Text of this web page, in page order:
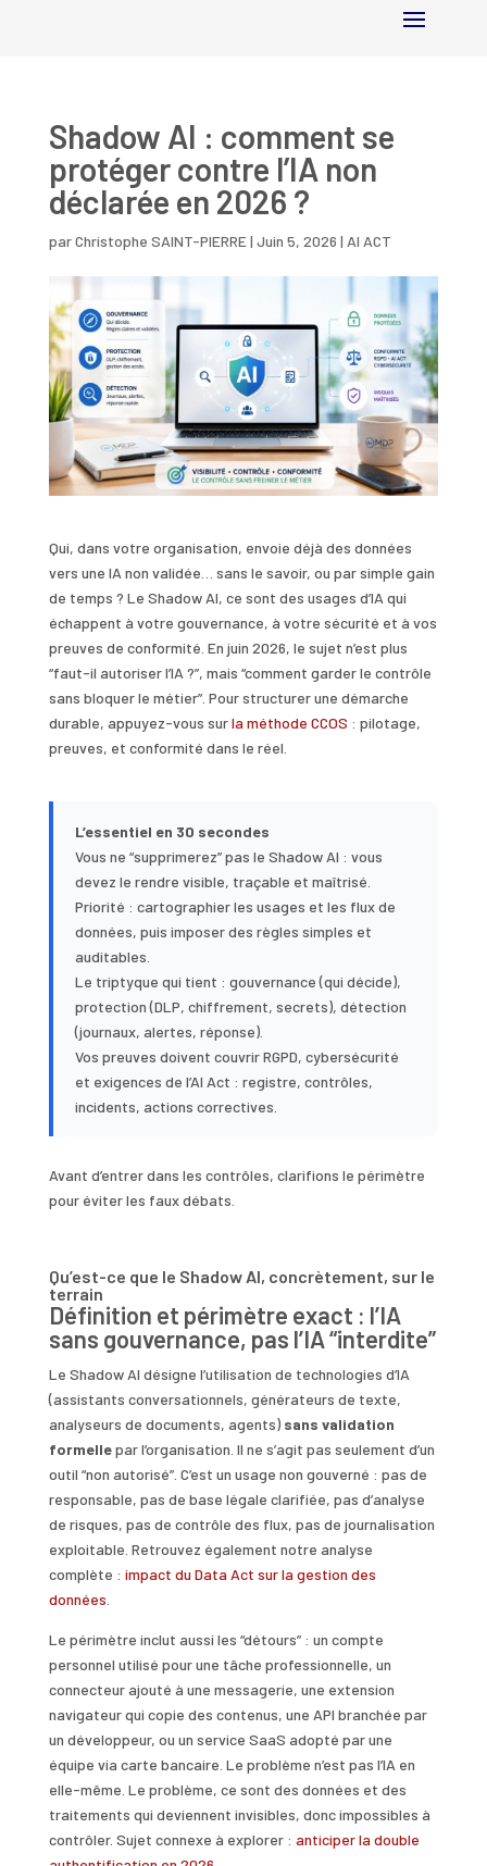
Shadow AI : comment se
protéger contre l’IA non
déclarée en 2026 ?
parChristophe SAINT-PIERRE| Juin 5, 2026 | AI ACT
Qui, dans votre organisation, envoie déjà des données
vers une IA non validée… sans le savoir, ou par simple gain
de temps ? Le Shadow AI, ce sont des usages d’IA qui
échappent à votre gouvernance, à votre sécurité et à vos
preuves de conformité. En juin 2026, le sujet n’est plus
“faut-il autoriser l’IA ?”, mais “comment garder le contrôle
sans bloquer le métier”. Pour structurer une démarche
durable, appuyez-vous surla méthode CCOS : pilotage,
preuves, et conformité dans le réel.
L’essentiel en 30 secondes
Vous ne “supprimerez” pas le Shadow AI : vous
devez le rendre visible, traçable et maîtrisé.
Priorité : cartographier les usages et les flux de
données, puis imposer des règles simples et
auditables.
Le triptyque qui tient : gouvernance (qui décide),
protection (DLP, chiffrement, secrets), détection
(journaux, alertes, réponse).
Vos preuves doivent couvrir RGPD, cybersécurité
et exigences de l’AI Act : registre, contrôles,
incidents, actions correctives.
Avant d’entrer dans les contrôles, clarifions le périmètre
pour éviter les faux débats.
Qu’est-ce que le Shadow AI, concrètement, sur le
terrain
Définition et périmètre exact : l’IA
sans gouvernance, pas l’IA “interdite”
Le Shadow AI désigne l’utilisation de technologies d’IA
(assistants conversationnels, générateurs de texte,
analyseurs de documents, agents) sans validation
formellepar l’organisation. Il ne s’agit pas seulement d’un
outil “non autorisé”. C’est un usage non gouverné : pas de
responsable, pas de base légale clarifiée, pas d’analyse
de risques, pas de contrôle des flux, pas de journalisation
exploitable. Retrouvez également notre analyse
complète : impact du Data Act sur la gestion des
données
Le périmètre inclut aussi les “détours” : un compte
personnel utilisé pour une tâche professionnelle, un
connecteur ajouté à une messagerie, une extension
navigateur qui copie des contenus, une API branchée par
un développeur, ou un service SaaS adopté par une
équipe via carte bancaire. Le problème n’est pas l’IA en
elle-même. Le problème, ce sont des données et des
traitements qui deviennent invisibles, donc impossibles à
contrôler. Sujet connexe à explorer : anticiper la double